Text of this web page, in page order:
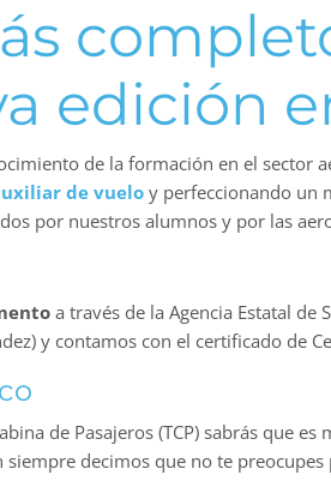
edición
de la formación en el sector
de vuelo y perfeccionando un
por nuestros alumnos y por las
a través de la Agencia Estatal de
y contamos con el certificado de
de Pasajeros (TCP) sabrás que
decimos que no te